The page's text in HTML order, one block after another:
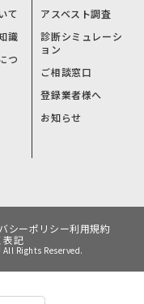
て
識
つ
アスベスト調査
診断シミュレーシ
ョン
ご相談窓口
登録業者様へ
お知らせ
シーポリシー利用規約
表記
Rights Reserved.